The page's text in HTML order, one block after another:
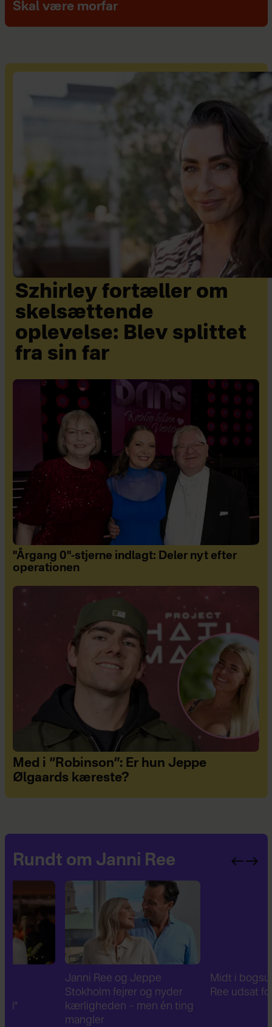
Skal være morfar
Szhirley fortæller om
skelsættende
oplevelse: Blev splittet
fra sin far
"Årgang 0"-stjerne indlagt: Deler nyt efter
operationen
Med i “Robinson”: Er hun Jeppe
Ølgaards kæreste?
Rundt om Janni Ree
Janni Ree og Jeppe
Stokholm fejrer og nyder
kærligheden – men én ting
Midt i bogsuccesen:
Ree udsat for tyveri